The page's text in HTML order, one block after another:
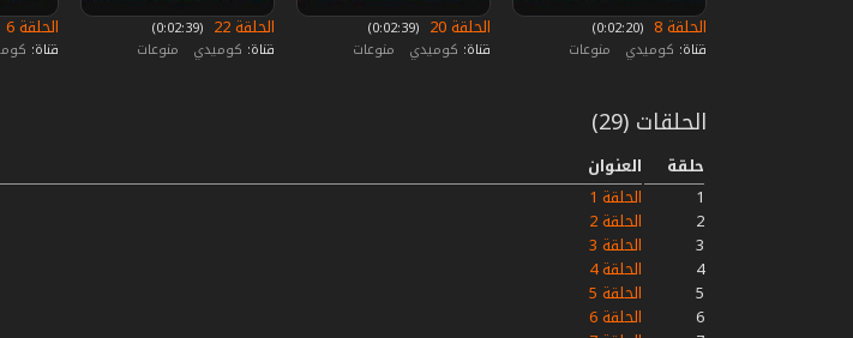
الحلقة 8
‏ (0:02:20)
قناة: كوميدي منوعات
الحلقة 20
‏ (0:02:39)
قناة: كوميدي منوعات
الحلقة 22
‏ (0:02:39)
قناة: كوميدي منوعات
الحلقة 6
قناة:
الحلقات (29)
حلقة العنوان
1
الحلقة 1
2
الحلقة 2
3
الحلقة 3
4
الحلقة 4
5
الحلقة 5
6
الحلقة 6